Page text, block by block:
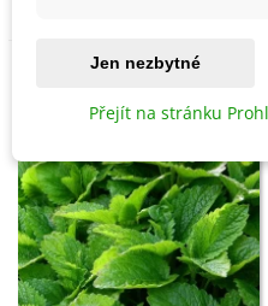
Jen nezbytné
Přejít na stránku